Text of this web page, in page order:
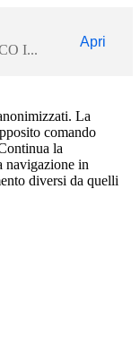
I...
Apri
La
comando
la
navigazione in
diversi da quelli